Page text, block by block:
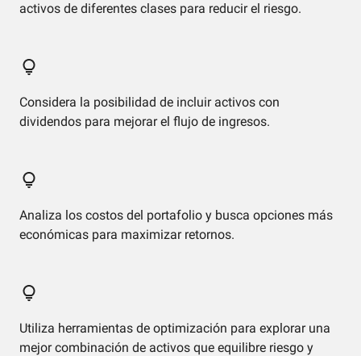
activos de diferentes clases para reducir el riesgo.
Considera la posibilidad de incluir activos con
dividendos para mejorar el flujo de ingresos.
Analiza los costos del portafolio y busca opciones más
económicas para maximizar retornos.
Utiliza herramientas de optimización para explorar una
mejor combinación de activos que equilibre riesgo y